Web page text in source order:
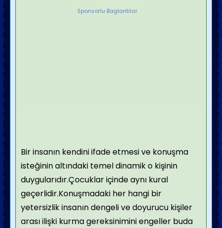
Sponsorlu Baglantilar
Bir insanın kendini ifade etmesi ve konuşma
isteğinin altındaki temel dinamik o kişinin
duygularıdır.Çocuklar içinde aynı kural
geçerlidir.Konuşmadaki her hangi bir
yetersizlik insanın dengeli ve doyurucu kişiler
arası ilişki kurma gereksinimini engeller buda